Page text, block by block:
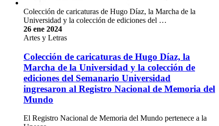
Colección de caricaturas de Hugo Díaz, la Marcha de la
Universidad y la colección de ediciones del …
26 ene 2024
Artes y Letras
Colección de caricaturas de Hugo Díaz, la
Marcha de la Universidad y la colección de
ediciones del Semanario Universidad
ingresaron al Registro Nacional de Memoria del
Mundo
El Registro Nacional de Memoria del Mundo pertenece a la